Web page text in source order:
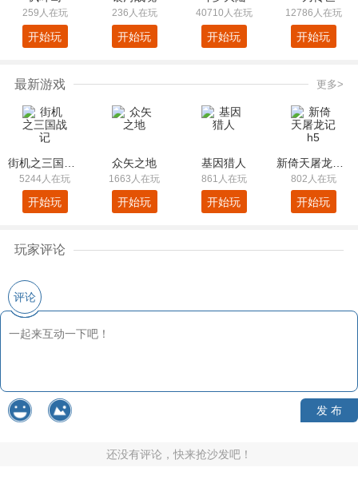
259人在玩
开始玩
236人在玩
开始玩
40710人在玩
开始玩
12786人在玩
开始玩
最新游戏 更多>
5244人在玩
开始玩
众矢之地
1663人在玩
开始玩
基因猎人
861人在玩
开始玩
802人在玩
开始玩
玩家评论
评论
发 布
还没有评论，快来抢沙发吧！